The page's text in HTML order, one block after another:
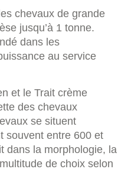
chevaux de grande
jusqu’à 1 tonne.
dans les
au service
et le Trait crème
des chevaux
se situent
souvent entre 600 et
dans la morphologie, la
de choix selon